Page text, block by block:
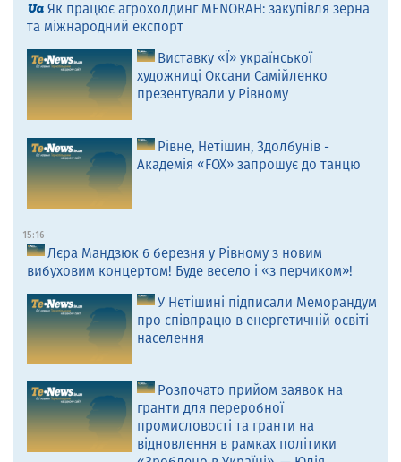
Як працює агрохолдинг MENORAH: закупівля зерна
та міжнародний експорт
Виставку «Ї» української
художниці Оксани Самійленко
презентували у Рівному
Рівне, Нетішин, Здолбунів -
Академія «FOX» запрошує до танцю
15:16
Лєра Мандзюк 6 березня у Рівному з новим
вибуховим концертом! Буде весело і «з перчиком»!
У Нетішині підписали Меморандум
про співпрацю в енергетичній освіті
населення
Розпочато прийом заявок на
гранти для переробної
промисловості та гранти на
відновлення в рамках політики